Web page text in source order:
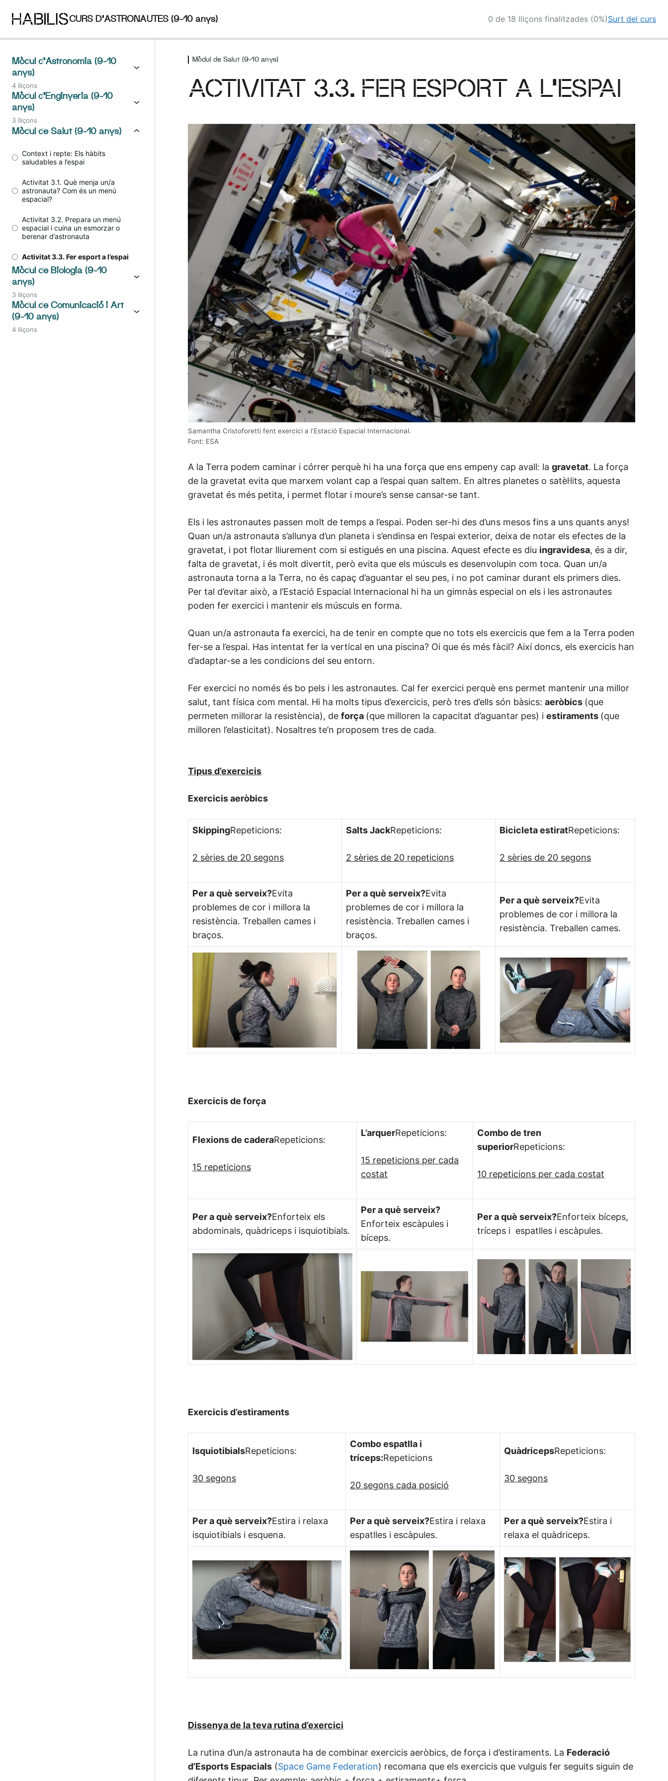
CURS D’ASTRONAUTES (9-10 anys) 0 de 18 lliçons finalitzades (0%)Surt del curs
Mòdul d'Astronomia (9-10
anys)
4 lliçons
Mòdul d’Enginyeria (9-10
anys)
3 lliçons
Mòdul de Salut (9-10 anys)
Context i repte: Els hàbits
saludables a l’espai
Activitat 3.1. Què menja un/a
astronauta? Com és un menú
espacial?
Activitat 3.2. Prepara un menú
espacial i cuina un esmorzar o
berenar d’astronauta
Activitat 3.3. Fer esport a l’espai
Mòdul de Biologia (9-10
anys)
3 lliçons
Mòdul de Comunicació i Art
(9-10 anys)
4 lliçons
Mòdul de Salut (9-10 anys)
ACTIVITAT 3.3. FER ESPORT A L’ESPAI
Samantha Cristoforetti fent exercici a l’Estació Espacial Internacional.
Font: ESA
A la Terra podem caminar i córrer perquè hi ha una força que ens empeny cap avall: la gravetat. La força
de la gravetat evita que marxem volant cap a l’espai quan saltem. En altres planetes o satèl·lits, aquesta
gravetat és més petita, i permet flotar i moure’s sense cansar-se tant.
Els i les astronautes passen molt de temps a l’espai. Poden ser-hi des d’uns mesos fins a uns quants anys!
Quan un/a astronauta s’allunya d’un planeta i s’endinsa en l’espai exterior, deixa de notar els efectes de la
gravetat, i pot flotar lliurement com si estigués en una piscina. Aquest efecte es diu ingravidesa, és a dir,
falta de gravetat, i és molt divertit, però evita que els músculs es desenvolupin com toca. Quan un/a
astronauta torna a la Terra, no és capaç d’aguantar el seu pes, i no pot caminar durant els primers dies.
Per tal d’evitar això, a l’Estació Espacial Internacional hi ha un gimnàs especial on els i les astronautes
poden fer exercici i mantenir els músculs en forma.
Quan un/a astronauta fa exercici, ha de tenir en compte que no tots els exercicis que fem a la Terra poden
fer-se a l’espai. Has intentat fer la vertical en una piscina? Oi que és més fàcil? Així doncs, els exercicis han
d’adaptar-se a les condicions del seu entorn.
Fer exercici no només és bo pels i les astronautes. Cal fer exercici perquè ens permet mantenir una millor
salut, tant física com mental. Hi ha molts tipus d’exercicis, però tres d’ells són bàsics: aeròbics (que
permeten millorar la resistència), de força (que milloren la capacitat d’aguantar pes) i estiraments (que
milloren l’elasticitat). Nosaltres te’n proposem tres de cada.
Tipus d’exercicis
Exercicis aeròbics
SkippingRepeticions:
2 sèries de 20 segons
Salts JackRepeticions:
2 sèries de 20 repeticions
Bicicleta estiratRepeticions:
2 sèries de 20 segons
Per a què serveix?Evita
problemes de cor i millora la
resistència. Treballen cames i
braços.
Per a què serveix?Evita
problemes de cor i millora la
resistència. Treballen cames i
braços.
Per a què serveix?Evita
problemes de cor i millora la
resistència. Treballen cames.
Exercicis de força
Flexions de caderaRepeticions:
15 repeticions
L’arquerRepeticions:
15 repeticions per cada
costat
Combo de tren
superiorRepeticions:
10 repeticions per cada costat
Per a què serveix?Enforteix els
abdominals, quàdriceps i isquiotibials.
Per a què serveix?
Enforteix escàpules i
bíceps.
Per a què serveix?Enforteix bíceps,
tríceps i espatlles i escàpules.
Exercicis d’estiraments
IsquiotibialsRepeticions:
30 segons
Combo espatlla i
tríceps:Repeticions
20 segons cada posició
QuàdricepsRepeticions:
30 segons
Per a què serveix?Estira i relaxa
isquiotibials i esquena.
Per a què serveix?Estira i relaxa
espatlles i escàpules.
Per a què serveix?Estira i
relaxa el quàdriceps.
Dissenya de la teva rutina d’exercici
La rutina d’un/a astronauta ha de combinar exercicis aeròbics, de força i d’estiraments. La Federació
d’Esports Espacials (Space Game Federation) recomana que els exercicis que vulguis fer seguits siguin de